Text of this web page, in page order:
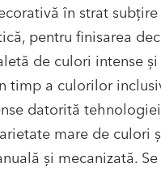
în strat
pentru finisarea
de culori intense
timp a culorilor
datorită
mare de culori
şi mecanizată.